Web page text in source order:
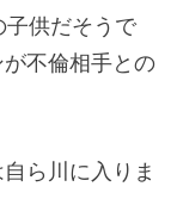
子供だそうで
不倫相手との
ら川に入りま